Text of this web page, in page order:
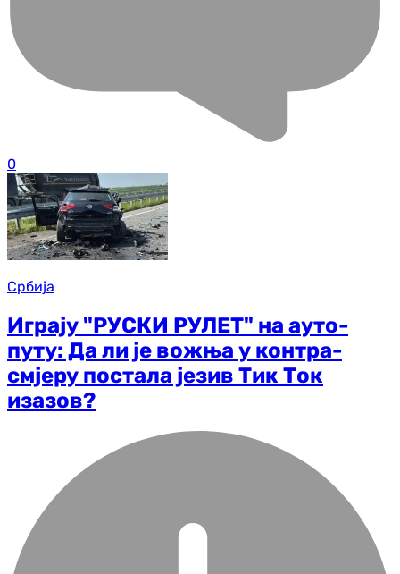
0
Србија
Играју "РУСКИ РУЛЕТ" на ауто-
путу: Да ли је вожња у контра-
смјеру постала језив Тик Ток
изазов?